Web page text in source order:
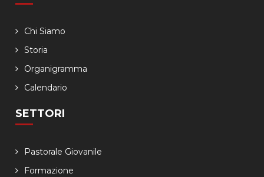
Chi Siamo
Storia
Organigramma
Calendario
SETTORI
Pastorale Giovanile
Formazione